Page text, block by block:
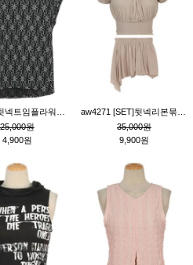
25,000원
4,900원
35,000원
9,900원